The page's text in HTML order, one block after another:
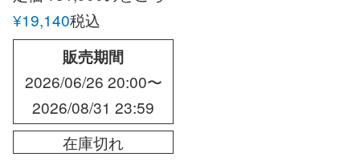
シャツ
¥19,140税込
販売期間
2026/06/26 20:00〜
2026/08/31 23:59
在庫切れ